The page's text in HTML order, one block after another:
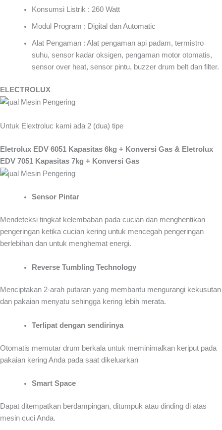
Konsumsi Listrik : 260 Watt
Modul Program : Digital dan Automatic
Alat Pengaman : Alat pengaman api padam, termistro
suhu, sensor kadar oksigen, pengaman motor otomatis,
sensor over heat, sensor pintu, buzzer drum belt dan filter.
ELECTROLUX
Untuk Elextroluc kami ada 2 (dua) tipe
Eletrolux EDV 6051 Kapasitas 6kg + Konversi Gas & Eletrolux
EDV 7051 Kapasitas 7kg + Konversi Gas
Sensor Pintar
Mendeteksi tingkat kelembaban pada cucian dan menghentikan
pengeringan ketika cucian kering untuk mencegah pengeringan
berlebihan dan untuk menghemat energi.
Reverse Tumbling Technology
Menciptakan 2-arah putaran yang membantu mengurangi kekusutan
dan pakaian menyatu sehingga kering lebih merata.
Terlipat dengan sendirinya
Otomatis memutar drum berkala untuk meminimalkan keriput pada
pakaian kering Anda pada saat dikeluarkan
Smart Space
Dapat ditempatkan berdampingan, ditumpuk atau dinding di atas
mesin cuci Anda.